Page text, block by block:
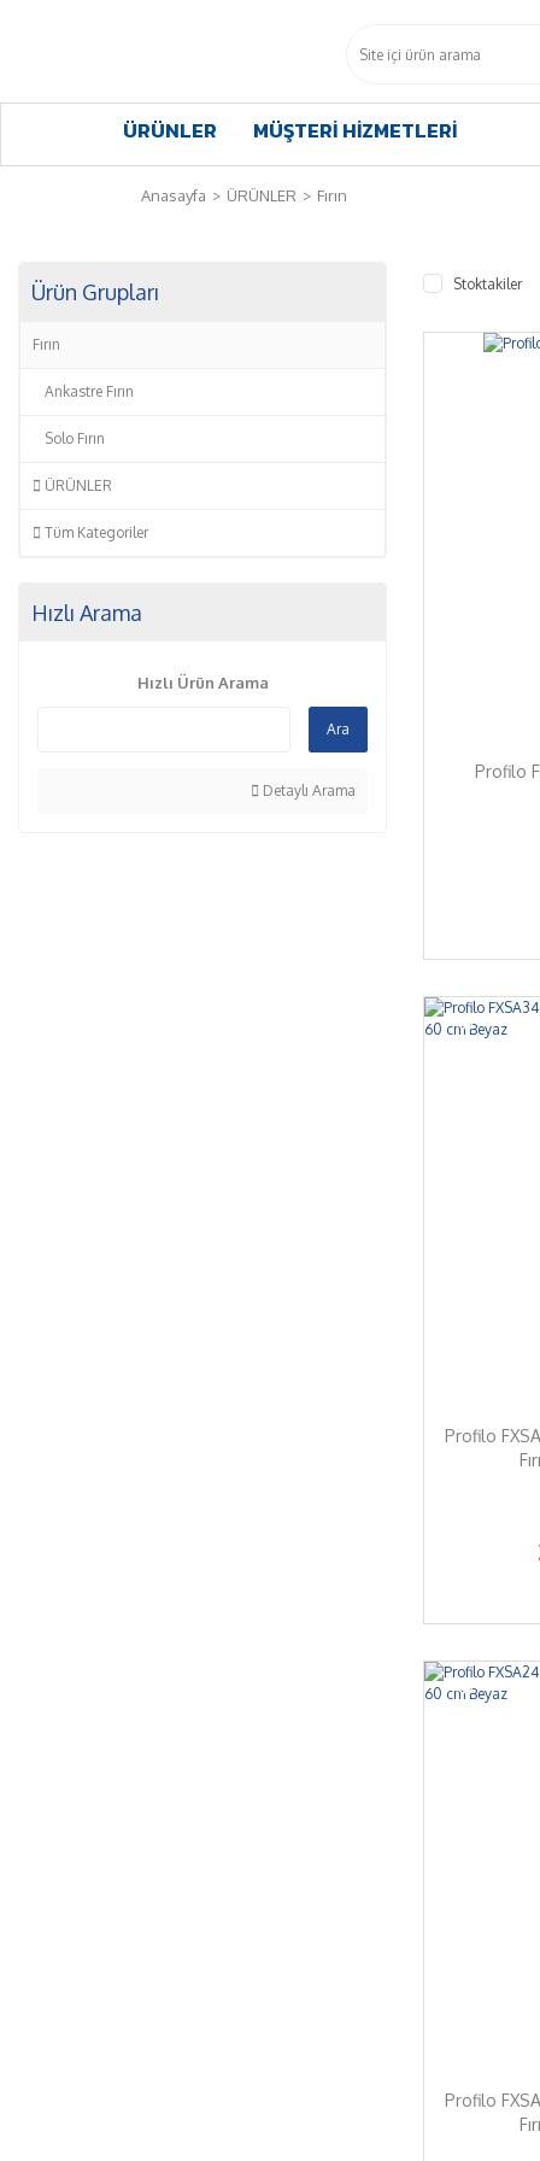
ÜRÜNLER MÜŞTERİ HİZMETLERİ
Anasayfa ÜRÜNLER Fırın
Ürün Grupları
Fırın
Ankastre Fırın
Solo Fırın
ÜRÜNLER
Tüm Kategoriler
Hızlı Arama
Hızlı Ürün Arama
Ara
Detaylı Arama
Stoktakiler
Profilo
%7
Profilo
%7
Profilo